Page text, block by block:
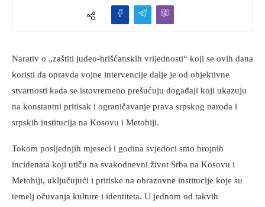
Narativ o „zaštiti judeo-hrišćanskih vrijednosti“ koji se ovih dana
koristi da opravda vojne intervencije dalje je od objektivne
stvarnosti kada se istovremeno prešućuju događaji koji ukazuju
na konstantni pritisak i ograničavanje prava srpskog naroda i
srpskih institucija na Kosovu i Metohiji.
Tokom posljednjih mjeseci i godina svjedoci smo brojnih
incidenata koji utiču na svakodnevni život Srba na Kosovu i
Metohiji, uključujući i pritiske na obrazovne institucije koje su
temelj očuvanja kulture i identiteta. U jednom od takvih